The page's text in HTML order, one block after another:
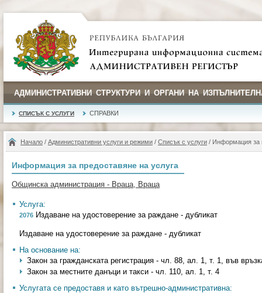
АДМИНИСТРАТИВНИ СТРУКТУРИ И ОРГАНИ НА
СПИСЪК С УСЛУГИ СПРАВКИ
Начало / Административни услуги и режими / Списък с услуги / Информация за
Информация за предоставяне на услуга
Общинска администрация - Враца, Враца
Услуга:
2076 Издаване на удостоверение за раждане - дубликат
Издаване на удостоверение за раждане - дубликат
На основание на:
Закон за гражданската регистрация - чл. 88, ал. 1, т. 1, във
Закон за местните данъци и такси - чл. 110, ал. 1, т. 4
Услугата се предоставя и като вътрешно-административна: